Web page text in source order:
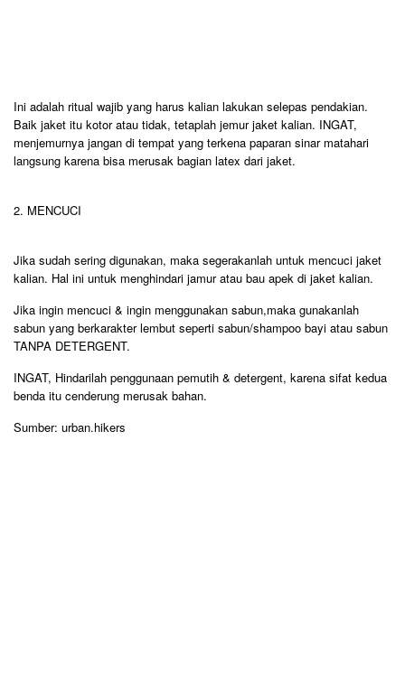
Ini adalah ritual wajib yang harus kalian lakukan selepas pendakian.
Baik jaket itu kotor atau tidak, tetaplah jemur jaket kalian. INGAT,
menjemurnya jangan di tempat yang terkena paparan sinar matahari
langsung karena bisa merusak bagian latex dari jaket.
2. MENCUCI
Jika sudah sering digunakan, maka segerakanlah untuk mencuci jaket
kalian. Hal ini untuk menghindari jamur atau bau apek di jaket kalian.
Jika ingin mencuci & ingin menggunakan sabun,maka gunakanlah
sabun yang berkarakter lembut seperti sabun/shampoo bayi atau sabun
TANPA DETERGENT.
INGAT, Hindarilah penggunaan pemutih & detergent, karena sifat kedua
benda itu cenderung merusak bahan.
Sumber: urban.hikers